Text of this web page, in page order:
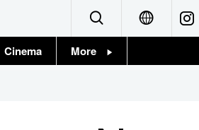
Cinema More